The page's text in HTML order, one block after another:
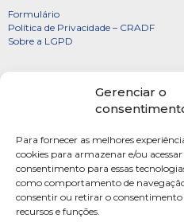
Gerenciar o
Para fornecer as melhores
cookies para armazenar e/ou
consentimento para essas
como comportamento de
consentir ou retirar o
recursos e funções.
Formulário
Política de Privacidade – CRADF
Sobre a LGPD
Diretoria
FOTOS
Webmail
Artigos